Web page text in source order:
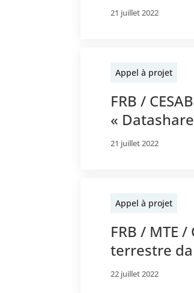
21 juillet 2022
Appel à projet
FRB /
«
21 juillet 2022
Appel à projet
FRB / MTE
terrestre
22 juillet 2022